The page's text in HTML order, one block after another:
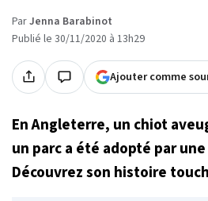
ParJenna Barabinot
Publié le 30/11/2020 à 13h29
Ajouter comme
En Angleterre, un chiot
un parc a été adopté par
Découvrez son histoire